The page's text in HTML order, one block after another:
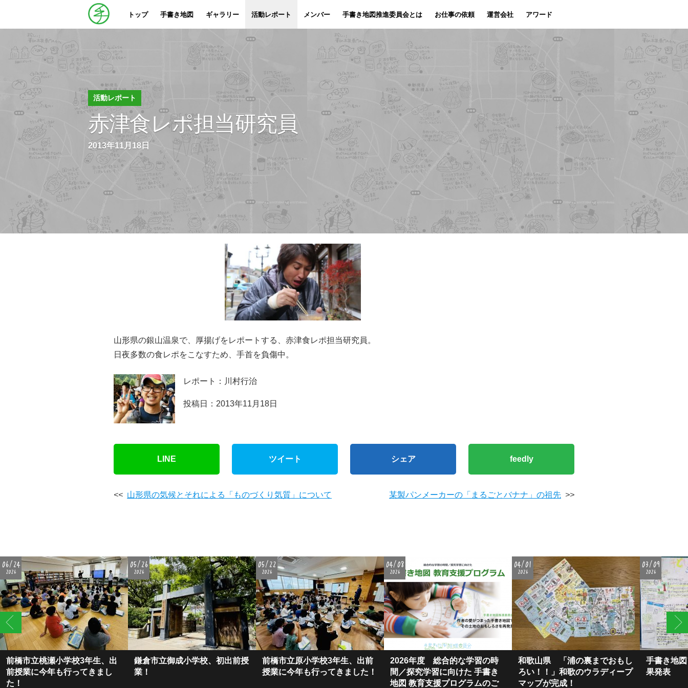
トップ 手書き地図 ギャラリー 活動レポート メンバー 手書き地図推進委員会とは お仕事の依頼 運営会社 アワード
活動レポート
赤津食レポ担当研究員
2013年11月18日
山形県の銀山温泉で、厚揚げをレポートする、赤津食レポ担当研究員。
日夜多数の食レポをこなすため、手首を負傷中。
レポート：川村行治
投稿日：2013年11月18日
LINE ツイート シェア feedly
<< 山形県の気候とそれによる「ものづくり気質」について 某製パンメーカーの「まるごとバナナ」の祖先 >>
06/24
2026
前橋市立桃瀬小学校3年生、出
前授業に今年も行ってきまし
た！
05/26
2026
鎌倉市立御成小学校、初出前授
業！
05/22
2026
前橋市立原小学校3年生、出前
授業に今年も行ってきました！
04/08
2026
2026年度 総合的な学習の時
間／探究学習に向けた ⼿書き
地図 教育⽀援プログラムのご
04/01
2026
和歌山県 「浦の裏までおもし
ろい！！」和歌のウラディープ
マップが完成！
03/09
2026
手書き地
果発表